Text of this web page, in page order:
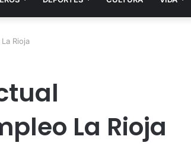
Rioja
La Rioja